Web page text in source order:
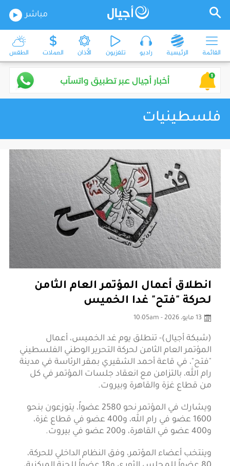
مباشر
القائمة الرئيسية راديو تلفزيون الأذان العملات الطقس
فلسطينيات
انطلاق أعمال المؤتمر العام الثامن
لحركة "فتح" غدا الخميس
13 مايو، 2026 - 10:05am
(شبكة أجيال)- تنطلق يوم غد الخميس، أعمال
المؤتمر العام الثامن لحركة التحرير الوطني الفلسطيني
"فتح"، في قاعة أحمد الشقيري بمقر الرئاسة في مدينة
رام الله، بالتزامن مع انعقاد جلسات المؤتمر في كل
من قطاع غزة والقاهرة وبيروت.
ويشارك في المؤتمر نحو 2580 عضواً، يتوزعون بنحو
1600 عضو في رام الله، و400 عضو في قطاع غزة،
و400 عضو في القاهرة، و200 عضو في بيروت.
وينتخب أعضاء المؤتمر، وفق النظام الداخلي للحركة،